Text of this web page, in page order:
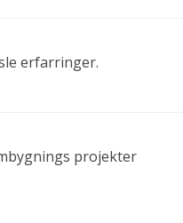
erfarringer.
projekter